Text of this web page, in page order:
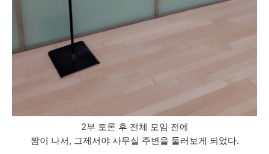
2부 토론 후 전체 모임 전에
짬이 나서, 그제서야 사무실 주변을 둘러보게 되었다.